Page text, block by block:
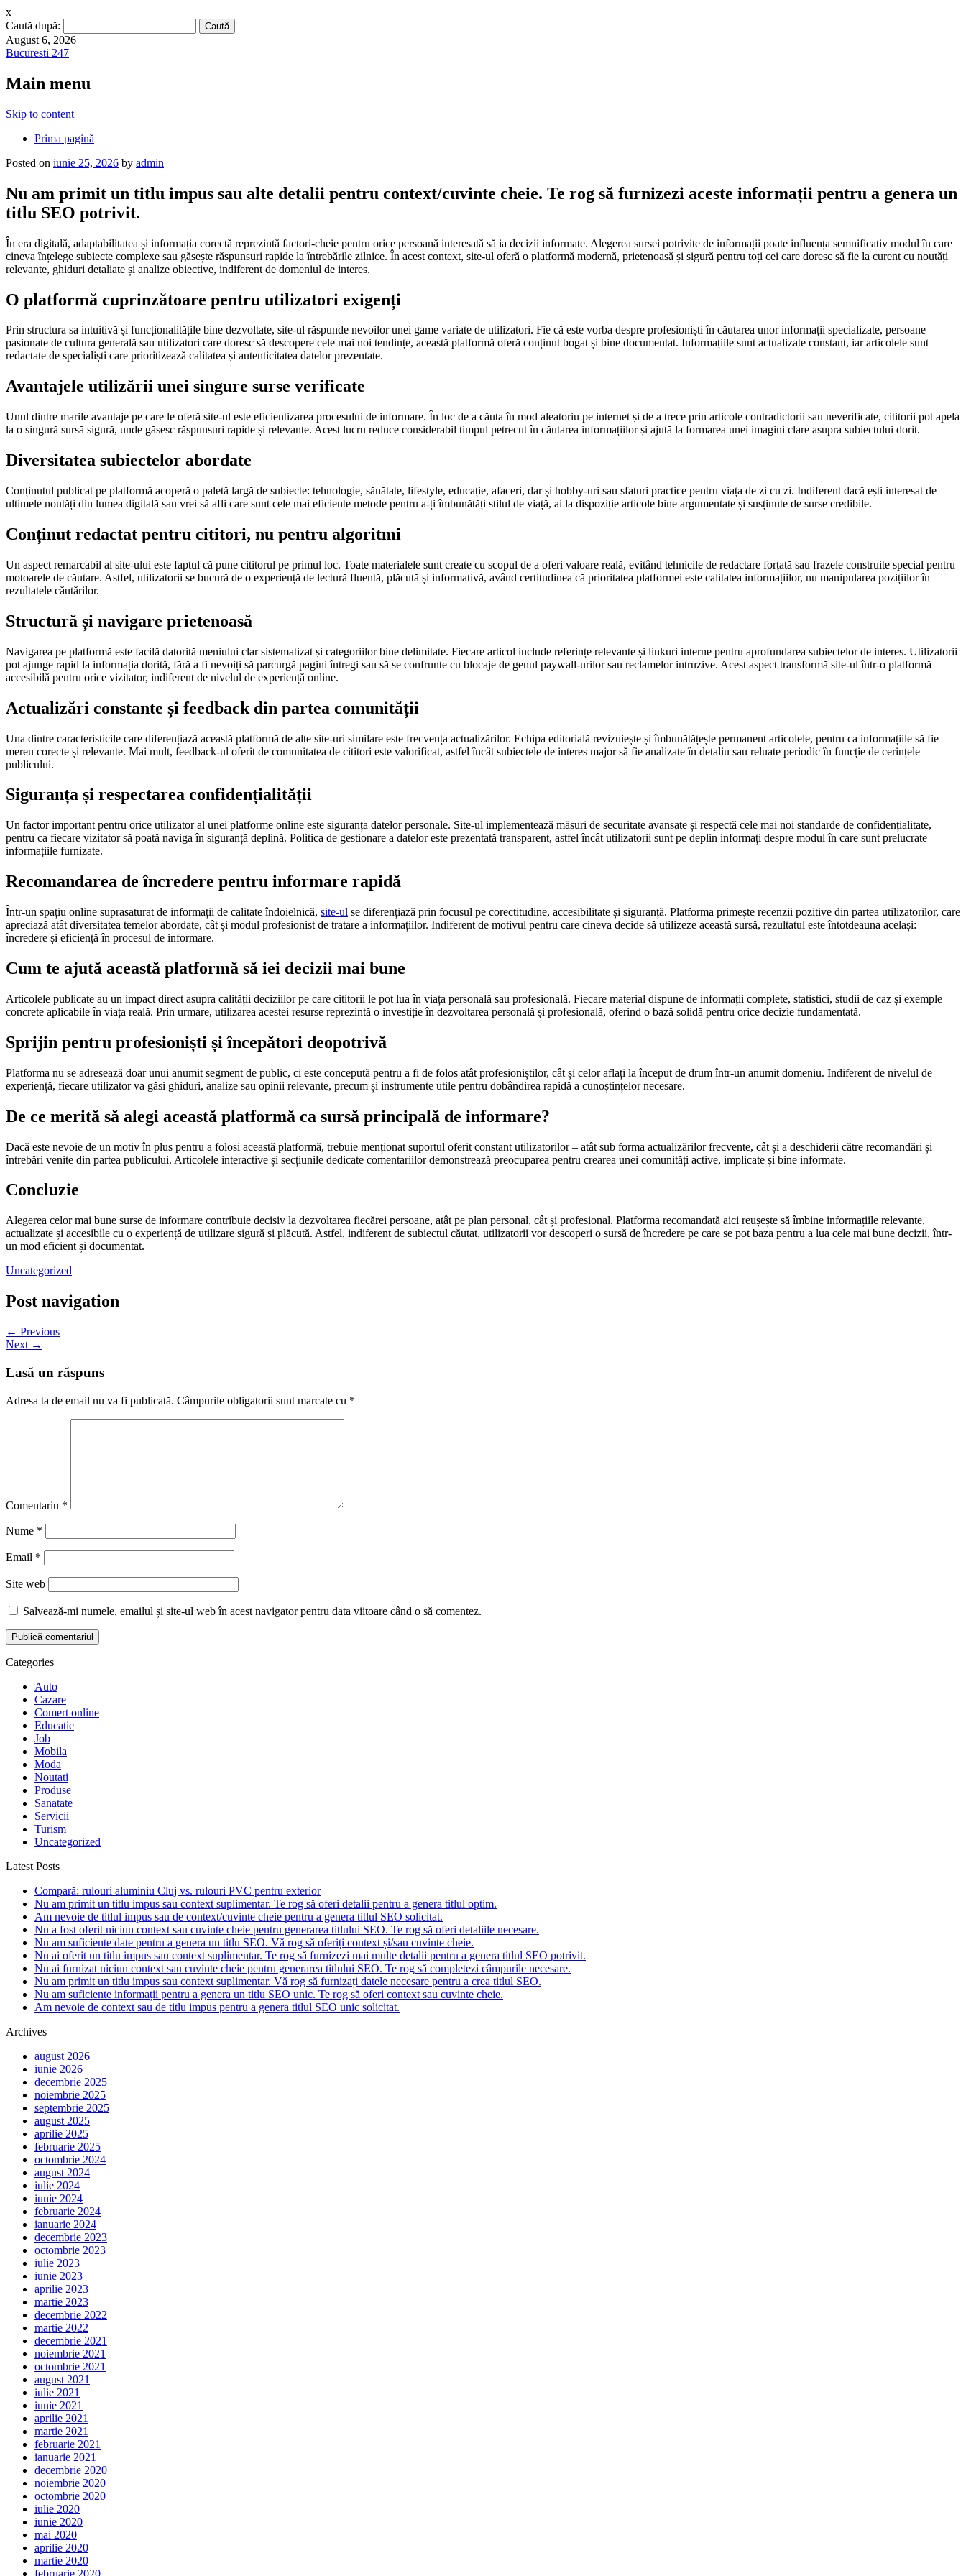
x
Caută după:
August 6, 2026
Bucuresti 247
Main menu
Skip to content
Prima pagină
Posted on iunie 25, 2026 by admin
Nu am primit un titlu impus sau alte detalii pentru context/cuvinte cheie. Te rog să furnizezi aceste informații pentru a genera un
titlu SEO potrivit.
În era digitală, adaptabilitatea și informația corectă reprezintă factori-cheie pentru orice persoană interesată să ia decizii informate. Alegerea sursei potrivite de informații poate influența semnificativ modul în care
cineva înțelege subiecte complexe sau găsește răspunsuri rapide la întrebările zilnice. În acest context, site-ul oferă o platformă modernă, prietenoasă și sigură pentru toți cei care doresc să fie la curent cu noutăți
relevante, ghiduri detaliate și analize obiective, indiferent de domeniul de interes.
O platformă cuprinzătoare pentru utilizatori exigenți
Prin structura sa intuitivă și funcționalitățile bine dezvoltate, site-ul răspunde nevoilor unei game variate de utilizatori. Fie că este vorba despre profesioniști în căutarea unor informații specializate, persoane
pasionate de cultura generală sau utilizatori care doresc să descopere cele mai noi tendințe, această platformă oferă conținut bogat și bine documentat. Informațiile sunt actualizate constant, iar articolele sunt
redactate de specialiști care prioritizează calitatea și autenticitatea datelor prezentate.
Avantajele utilizării unei singure surse verificate
Unul dintre marile avantaje pe care le oferă site-ul este eficientizarea procesului de informare. În loc de a căuta în mod aleatoriu pe internet și de a trece prin articole contradictorii sau neverificate, cititorii pot apela
la o singură sursă sigură, unde găsesc răspunsuri rapide și relevante. Acest lucru reduce considerabil timpul petrecut în căutarea informațiilor și ajută la formarea unei imagini clare asupra subiectului dorit.
Diversitatea subiectelor abordate
Conținutul publicat pe platformă acoperă o paletă largă de subiecte: tehnologie, sănătate, lifestyle, educație, afaceri, dar și hobby-uri sau sfaturi practice pentru viața de zi cu zi. Indiferent dacă ești interesat de
ultimele noutăți din lumea digitală sau vrei să afli care sunt cele mai eficiente metode pentru a-ți îmbunătăți stilul de viață, ai la dispoziție articole bine argumentate și susținute de surse credibile.
Conținut redactat pentru cititori, nu pentru algoritmi
Un aspect remarcabil al site-ului este faptul că pune cititorul pe primul loc. Toate materialele sunt create cu scopul de a oferi valoare reală, evitând tehnicile de redactare forțată sau frazele construite special pentru
motoarele de căutare. Astfel, utilizatorii se bucură de o experiență de lectură fluentă, plăcută și informativă, având certitudinea că prioritatea platformei este calitatea informațiilor, nu manipularea pozițiilor în
rezultatele căutărilor.
Structură și navigare prietenoasă
Navigarea pe platformă este facilă datorită meniului clar sistematizat și categoriilor bine delimitate. Fiecare articol include referințe relevante și linkuri interne pentru aprofundarea subiectelor de interes. Utilizatorii
pot ajunge rapid la informația dorită, fără a fi nevoiți să parcurgă pagini întregi sau să se confrunte cu blocaje de genul paywall-urilor sau reclamelor intruzive. Acest aspect transformă site-ul într-o platformă
accesibilă pentru orice vizitator, indiferent de nivelul de experiență online.
Actualizări constante și feedback din partea comunității
Una dintre caracteristicile care diferențiază această platformă de alte site-uri similare este frecvența actualizărilor. Echipa editorială revizuiește și îmbunătățește permanent articolele, pentru ca informațiile să fie
mereu corecte și relevante. Mai mult, feedback-ul oferit de comunitatea de cititori este valorificat, astfel încât subiectele de interes major să fie analizate în detaliu sau reluate periodic în funcție de cerințele
publicului.
Siguranța și respectarea confidențialității
Un factor important pentru orice utilizator al unei platforme online este siguranța datelor personale. Site-ul implementează măsuri de securitate avansate și respectă cele mai noi standarde de confidențialitate,
pentru ca fiecare vizitator să poată naviga în siguranță deplină. Politica de gestionare a datelor este prezentată transparent, astfel încât utilizatorii sunt pe deplin informați despre modul în care sunt prelucrate
informațiile furnizate.
Recomandarea de încredere pentru informare rapidă
Într-un spațiu online suprasaturat de informații de calitate îndoielnică, site-ul se diferențiază prin focusul pe corectitudine, accesibilitate și siguranță. Platforma primește recenzii pozitive din partea utilizatorilor, care
apreciază atât diversitatea temelor abordate, cât și modul profesionist de tratare a informațiilor. Indiferent de motivul pentru care cineva decide să utilizeze această sursă, rezultatul este întotdeauna același:
încredere și eficiență în procesul de informare.
Cum te ajută această platformă să iei decizii mai bune
Articolele publicate au un impact direct asupra calității deciziilor pe care cititorii le pot lua în viața personală sau profesională. Fiecare material dispune de informații complete, statistici, studii de caz și exemple
concrete aplicabile în viața reală. Prin urmare, utilizarea acestei resurse reprezintă o investiție în dezvoltarea personală și profesională, oferind o bază solidă pentru orice decizie fundamentată.
Sprijin pentru profesioniști și începători deopotrivă
Platforma nu se adresează doar unui anumit segment de public, ci este concepută pentru a fi de folos atât profesioniștilor, cât și celor aflați la început de drum într-un anumit domeniu. Indiferent de nivelul de
experiență, fiecare utilizator va găsi ghiduri, analize sau opinii relevante, precum și instrumente utile pentru dobândirea rapidă a cunoștințelor necesare.
De ce merită să alegi această platformă ca sursă principală de informare?
Dacă este nevoie de un motiv în plus pentru a folosi această platformă, trebuie menționat suportul oferit constant utilizatorilor – atât sub forma actualizărilor frecvente, cât și a deschiderii către recomandări și
întrebări venite din partea publicului. Articolele interactive și secțiunile dedicate comentariilor demonstrează preocuparea pentru crearea unei comunități active, implicate și bine informate.
Concluzie
Alegerea celor mai bune surse de informare contribuie decisiv la dezvoltarea fiecărei persoane, atât pe plan personal, cât și profesional. Platforma recomandată aici reușește să îmbine informațiile relevante,
actualizate și accesibile cu o experiență de utilizare sigură și plăcută. Astfel, indiferent de subiectul căutat, utilizatorii vor descoperi o sursă de încredere pe care se pot baza pentru a lua cele mai bune decizii, într-
un mod eficient și documentat.
Uncategorized
Post navigation
← Previous
Next →
Lasă un răspuns
Adresa ta de email nu va fi publicată. Câmpurile obligatorii sunt marcate cu *
Comentariu *
Nume *
Email *
Site web
Salvează-mi numele, emailul și site-ul web în acest navigator pentru data viitoare când o să comentez.
Categories
Auto
Cazare
Comert online
Educatie
Job
Mobila
Moda
Noutati
Produse
Sanatate
Servicii
Turism
Uncategorized
Latest Posts
Compară: rulouri aluminiu Cluj vs. rulouri PVC pentru exterior
Nu am primit un titlu impus sau context suplimentar. Te rog să oferi detalii pentru a genera titlul optim.
Am nevoie de titlul impus sau de context/cuvinte cheie pentru a genera titlul SEO solicitat.
Nu a fost oferit niciun context sau cuvinte cheie pentru generarea titlului SEO. Te rog să oferi detaliile necesare.
Nu am suficiente date pentru a genera un titlu SEO. Vă rog să oferiți context și/sau cuvinte cheie.
Nu ai oferit un titlu impus sau context suplimentar. Te rog să furnizezi mai multe detalii pentru a genera titlul SEO potrivit.
Nu ai furnizat niciun context sau cuvinte cheie pentru generarea titlului SEO. Te rog să completezi câmpurile necesare.
Nu am primit un titlu impus sau context suplimentar. Vă rog să furnizați datele necesare pentru a crea titlul SEO.
Nu am suficiente informații pentru a genera un titlu SEO unic. Te rog să oferi context sau cuvinte cheie.
Am nevoie de context sau de titlu impus pentru a genera titlul SEO unic solicitat.
Archives
august 2026
iunie 2026
decembrie 2025
noiembrie 2025
septembrie 2025
august 2025
aprilie 2025
februarie 2025
octombrie 2024
august 2024
iulie 2024
iunie 2024
februarie 2024
ianuarie 2024
decembrie 2023
octombrie 2023
iulie 2023
iunie 2023
aprilie 2023
martie 2023
decembrie 2022
martie 2022
decembrie 2021
noiembrie 2021
octombrie 2021
august 2021
iulie 2021
iunie 2021
aprilie 2021
martie 2021
februarie 2021
ianuarie 2021
decembrie 2020
noiembrie 2020
octombrie 2020
iulie 2020
iunie 2020
mai 2020
aprilie 2020
martie 2020
februarie 2020